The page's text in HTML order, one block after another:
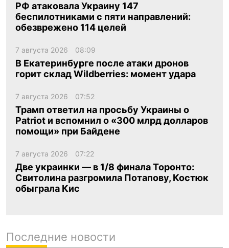
РФ атаковала Украину 147
беспилотниками с пяти направлений:
обезврежено 114 целей
7 августа 2026 08:09
В Екатеринбурге после атаки дронов
горит склад Wildberries: момент удара
7 августа 2026 07:52
Трамп ответил на просьбу Украины о
Patriot и вспомнил о «300 млрд долларов
помощи» при Байдене
7 августа 2026 07:22
Две украинки — в 1/8 финала Торонто:
Свитолина разгромила Потапову, Костюк
обыграла Кис
Последние новости